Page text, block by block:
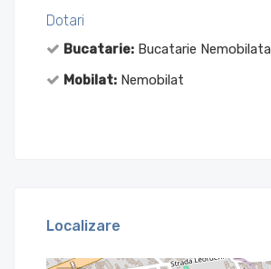
Dotari
Bucatarie: Bucatarie Nemobilata
Mobilat: Nemobilat
Localizare